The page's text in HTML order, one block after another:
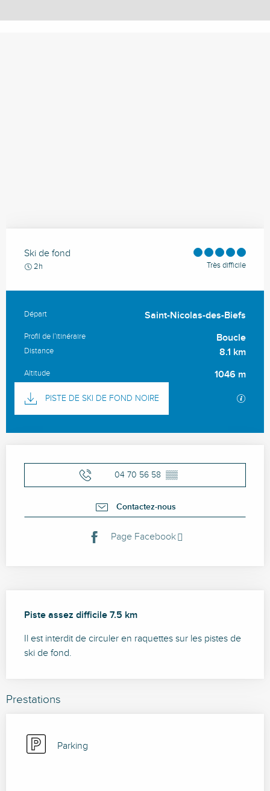
Ski de fond
2h Très difficile
Informations pratiques
Départ Saint-Nicolas-des-Biefs
Profil de l’itinéraire Boucle
Distance 8.1 km
Altitude 1046 m
Documentation
PISTE DE SKI DE FOND NOIRE
Ouverture et coordonnées
04 70 56 58 ▒▒
Contactez-nous
Page Facebook
Piste assez difficile 7.5 km
Il est interdit de circuler en raquettes sur les pistes de
ski de fond.
Prestations
Parking